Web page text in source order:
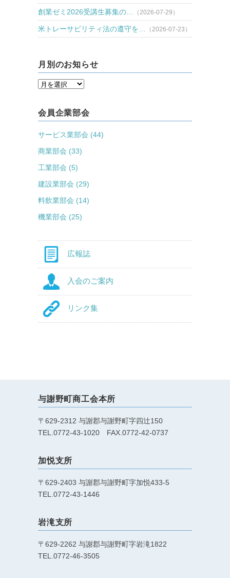
創業ゼミ2026受講生募集の… （2026-07-29）
米トレーサビリティ法の遵守を… （2026-07-23）
月別のお知らせ
会員企業部会
サービス業部会 (44)
商業部会 (33)
工業部会 (5)
建設業部会 (29)
料飲業部会 (14)
機業部会 (25)
広報誌
入会のご案内
リンク集
与謝野町商工会本所
〒629-2312 与謝郡与謝野町字四辻150
TEL.0772-43-1020 FAX.0772-42-0737
加悦支所
〒629-2403 与謝郡与謝野町字加悦433-5
TEL.0772-43-1446
岩滝支所
〒629-2262 与謝郡与謝野町字岩滝1822
TEL.0772-46-3505